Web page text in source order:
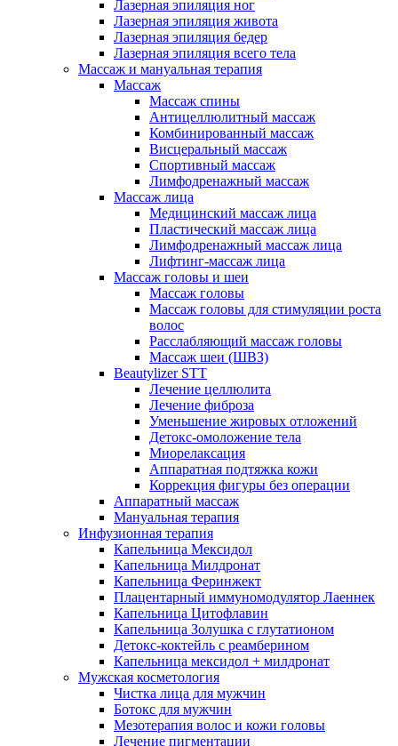
Лазерная эпиляция ног
Лазерная эпиляция живота
Лазерная эпиляция бедер
Лазерная эпиляция всего тела
Массаж и мануальная терапия
Массаж
Массаж спины
Антицеллюлитный массаж
Комбинированный массаж
Висцеральный массаж
Спортивный массаж
Лимфодренажный массаж
Массаж лица
Медицинский массаж лица
Пластический массаж лица
Лимфодренажный массаж лица
Лифтинг-массаж лица
Массаж головы и шеи
Массаж головы
Массаж головы для стимуляции роста
волос
Расслабляющий массаж головы
Массаж шеи (ШВЗ)
Beautylizer STT
Лечение целлюлита
Лечение фиброза
Уменьшение жировых отложений
Детокс-омоложение тела
Миорелаксация
Аппаратная подтяжка кожи
Коррекция фигуры без операции
Аппаратный массаж
Мануальная терапия
Инфузионная терапия
Капельница Мексидол
Капельница Милдронат
Капельница Феринжект
Плацентарный иммуномодулятор Лаеннек
Капельница Цитофлавин
Капельница Золушка с глутатионом
Детокс-коктейль с реамберином
Капельница мексидол + милдронат
Мужская косметология
Чистка лица для мужчин
Ботокс для мужчин
Мезотерапия волос и кожи головы
Лечение пигментации